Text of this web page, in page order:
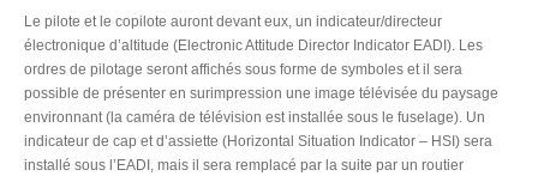
Le pilote et le copilote auront devant eux, un indicateur/directeur
électronique d’altitude (Electronic Attitude Director Indicator EADI). Les
ordres de pilotage seront affichés sous forme de symboles et il sera
possible de présenter en surimpression une image télévisée du paysage
environnant (la caméra de télévision est installée sous le fuselage). Un
indicateur de cap et d’assiette (Horizontal Situation Indicator – HSI) sera
installé sous l’EADI, mais il sera remplacé par la suite par un routier